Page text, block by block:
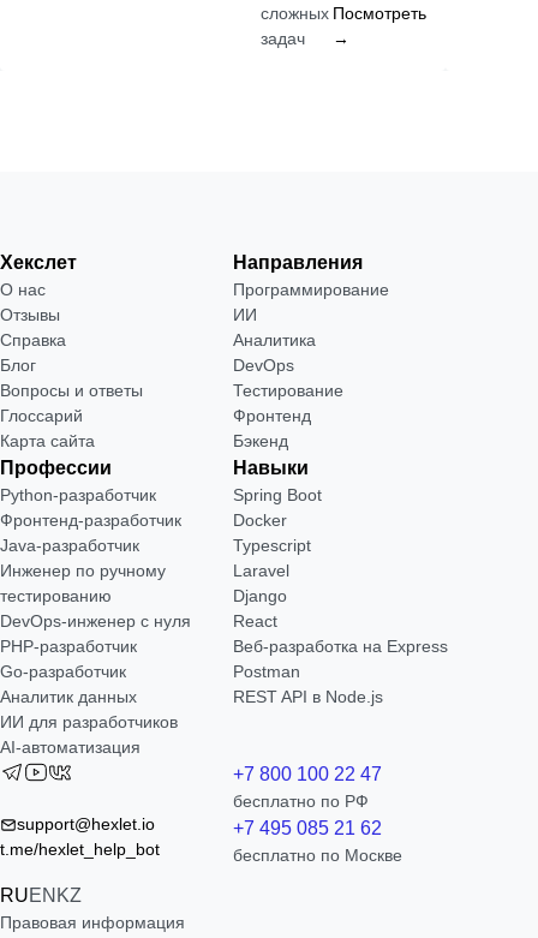
сложных
задач
Посмотреть
→
Хекслет
О нас
Отзывы
Справка
Блог
Вопросы и ответы
Глоссарий
Карта сайта
Направления
Программирование
ИИ
Аналитика
DevOps
Тестирование
Фронтенд
Бэкенд
Профессии
Python-разработчик
Фронтенд-разработчик
Java-разработчик
Инженер по ручному
тестированию
DevOps-инженер с нуля
РНР-разработчик
Go-разработчик
Аналитик данных
ИИ для разработчиков
AI-автоматизация
Навыки
Spring Boot
Docker
Typescript
Laravel
Django
React
Веб-разработка на Express
Postman
REST API в Node.js
support@hexlet.io
t.me/hexlet_help_bot
RUEN KZ
+7 800 100 22 47
бесплатно по РФ
+7 495 085 21 62
бесплатно по Москве
Правовая информация